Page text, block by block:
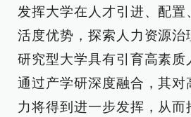
发挥大学在人才引进、配置
活度优势，探索人力资源治
研究型大学具有引育高素质
通过产学研深度融合，其对
力将得到进一步发挥，从